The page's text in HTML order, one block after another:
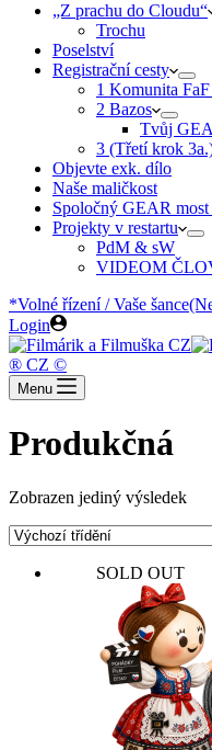
„Z prachu do Cloudu“
Trochu
Poselství
Registrační cesty
1 Komunita
2 Bazos
Tvůj
3 (Třetí krok
Objevte exk. dílo
Naše maličkost
Spoločný GEAR
Projekty v restartu
PdM & sW
VIDEOM
*Volné řízení / Vaše šance
Login
® CZ ©
Menu
Produkčná
Zobrazen jediný výsledek
SOLD OUT